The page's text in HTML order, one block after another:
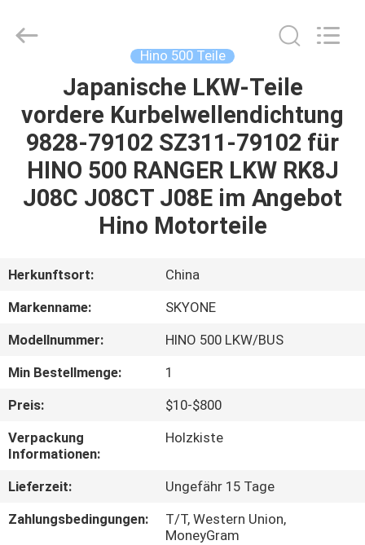
PRODUKTE
ÜBER
FABRIK-
AUSFLUG
QUALITÄTSKONTROLLE
TRETEN
SIE
MIT
UNS
IN
Hino 500 Teile
Japanische LKW-Teile
vordere Kurbelwellendichtung
9828-79102 SZ311-79102 für
HINO 500 RANGER LKW RK8J
J08C J08CT J08E im Angebot
Hino Motorteile
Herkunftsort:
China
Markenname:
SKYONE
Modellnummer:
HINO 500 LKW/BUS
Min Bestellmenge:
1
Preis:
$10-$800
Verpackung
Informationen:
Holzkiste
Lieferzeit:
Ungefähr 15 Tage
Zahlungsbedingungen:
T/T, Western Union,
MoneyGram